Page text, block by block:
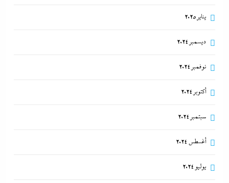
يناير 2025
ديسمبر 2024
نوفمبر 2024
أكتوبر 2024
سبتمبر 2024
أغسطس 2024
يوليو 2024